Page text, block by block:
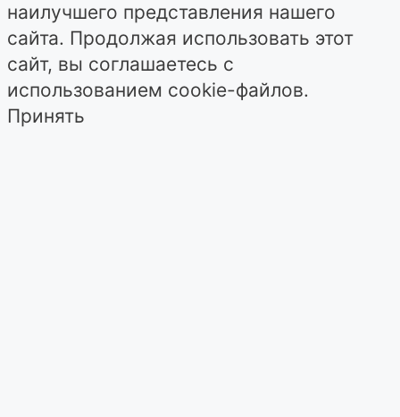
наилучшего представления нашего
сайта. Продолжая использовать этот
сайт, вы соглашаетесь с
использованием cookie-файлов.
Принять